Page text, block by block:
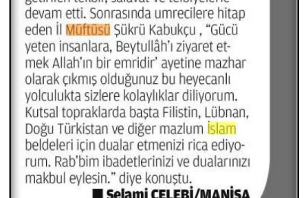
Niğde Müftülüğü
Ordu Müftülüğü
Osmaniye Müftülüğü
Rize Müftülüğü
Sakarya Müftülüğü